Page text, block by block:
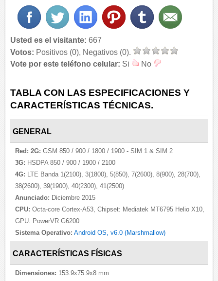
Usted es el visitante: 667
Votos: Positivos (0), Negativos (0).
Vote por este teléfono celular: Si No
TABLA CON LAS ESPECIFICACIONES Y
CARACTERÍSTICAS TÉCNICAS.
GENERAL
Red: 2G: GSM 850 / 900 / 1800 / 1900 - SIM 1 & SIM 2
3G: HSDPA 850 / 900 / 1900 / 2100
4G: LTE Banda 1(2100), 3(1800), 5(850), 7(2600), 8(900), 28(700),
38(2600), 39(1900), 40(2300), 41(2500)
Anunciado: Diciembre 2015
CPU: Octa-core Cortex-A53, Chipset: Mediatek MT6795 Helio X10,
GPU: PowerVR G6200
Sistema Operativo: Android OS, v6.0 (Marshmallow)
CARACTERÍSTICAS FÍSICAS
Dimensiones: 153.9x75.9x8 mm